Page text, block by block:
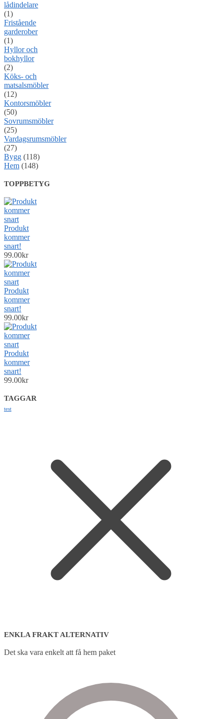
lådindelare
(1)
Fristående
garderober
(1)
Hyllor och
bokhyllor
(2)
Köks- och
matsalsmöbler
(12)
Kontorsmöbler
(50)
Sovrumsmöbler
(25)
Vardagsrumsmöbler
(27)
Bygg (118)
Hem (148)
TOPPBETYG
Produkt
kommer
snart!
99.00kr
Produkt
kommer
snart!
99.00kr
Produkt
kommer
snart!
99.00kr
TAGGAR
test
ENKLA FRAKT ALTERNATIV
Det ska vara enkelt att få hem paket